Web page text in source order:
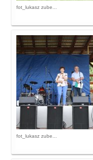
fot_lukasz zube...
fot_lukasz zube...